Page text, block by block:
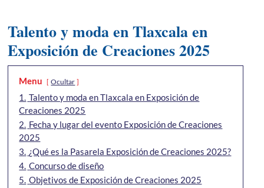
Talento y moda en Tlaxcala en
Exposición de Creaciones 2025
Menu Ocultar
1. Talento y moda en Tlaxcala en Exposición de
Creaciones 2025
2. Fecha y lugar del evento Exposición de Creaciones
2025
3. ¿Qué es la Pasarela Exposición de Creaciones 2025?
4. Concurso de diseño
5. Objetivos de Exposición de Creaciones 2025